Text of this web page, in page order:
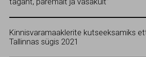
Kinnisvaramaaklerite kutseeksamiks
Tallinnas sügis 2021